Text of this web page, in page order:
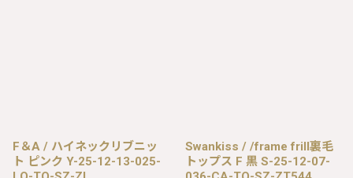
F＆A / ハイネックリブニッ
ト ピンク Y-25-12-13-025-
Swankiss / /frame frill裏毛
トップス F 黒 S-25-12-07-